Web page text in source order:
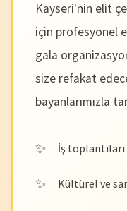
Kayseri'nin elit
için profesyonel
gala
size refakat
bayanlarımızla
İş
Kültürel ve